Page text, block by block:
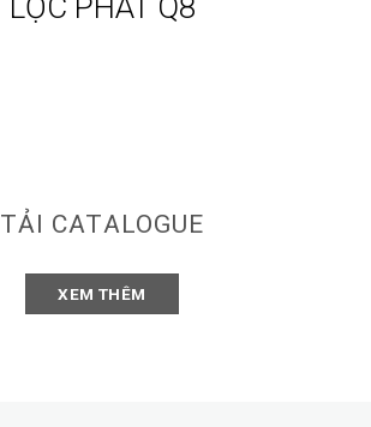
LỘC PHÁT Q8
TẢI CATALOGUE
XEM THÊM